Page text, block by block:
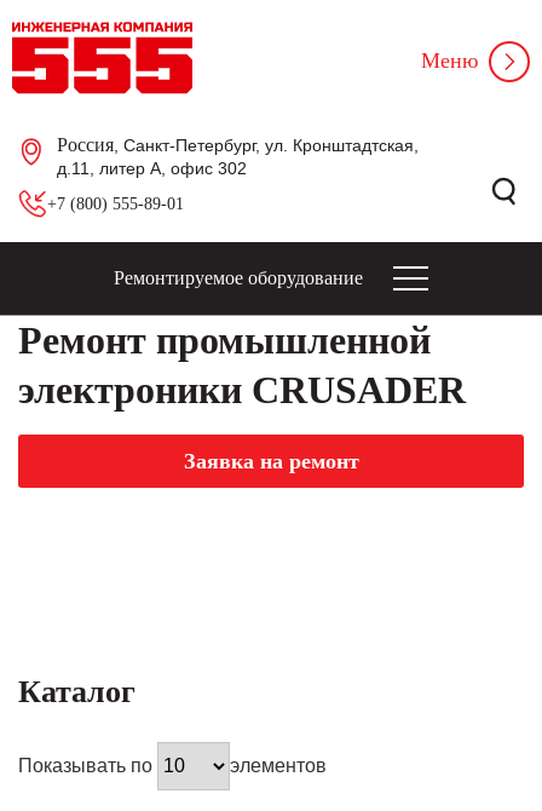
Россия , Санкт-Петербург, ул. Кронштадтская,
д.11, литер А, офис 302
+7 (800) 555-89-01
Меню
Ремонтируемое оборудование
Ремонт промышленной
электроники CRUSADER
Заявка на ремонт
Каталог
Показывать по элементов